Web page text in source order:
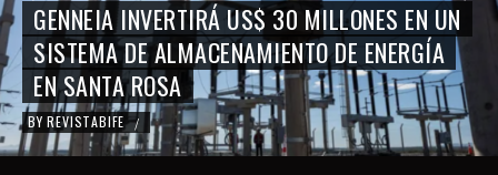
GENNEIA INVERTIRÁ US$ 30 MILLONES EN UN
SISTEMA DE ALMACENAMIENTO DE ENERGÍA
EN SANTA ROSA
BY REVISTABIFE /